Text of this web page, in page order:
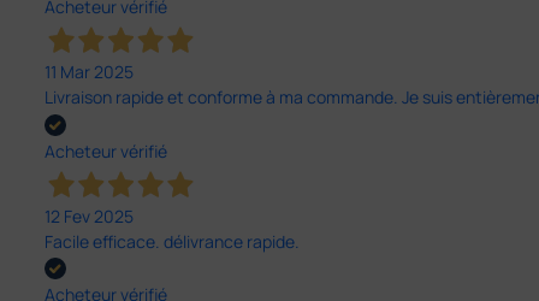
Acheteur vérifié
11 Mar 2025
Livraison rapide et conforme à ma commande. Je suis
Acheteur vérifié
12 Fev 2025
Facile efficace. délivrance rapide.
Acheteur vérifié